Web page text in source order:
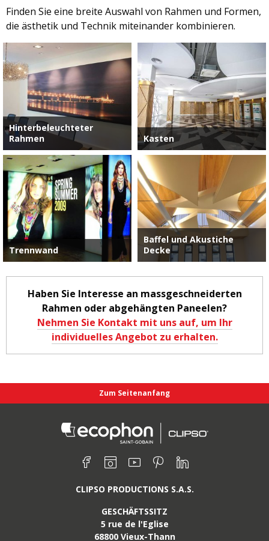
Finden Sie eine breite Auswahl von Rahmen und Formen,
die ästhetik und Technik miteinander kombinieren.
Hinterbeleuchteter
Rahmen
Kasten
Trennwand
Baffel und Akustiche
Decke
Haben Sie Interesse an massgeschneiderten
Rahmen oder abgehängten Paneelen?
Nehmen Sie Kontakt mit uns auf, um Ihr
individuelles Angebot zu erhalten.
Zum Seitenanfang
Finden Sie uns auf:
CLIPSO PRODUCTIONS S.A.S.
GESCHÄFTSSITZ
5 rue de l'Eglise
68800 Vieux-Thann